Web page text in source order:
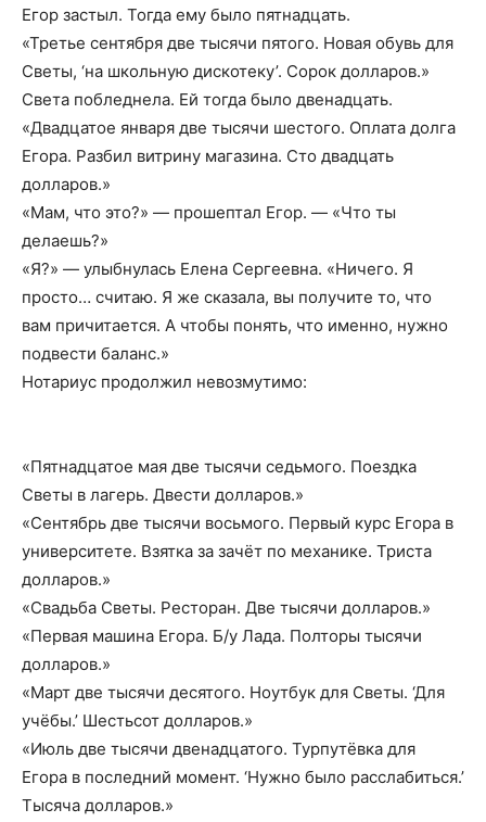
Егор застыл. Тогда ему было пятнадцать.
«Третье сентября две тысячи пятого. Новая обувь для
Светы, ‘на школьную дискотеку’. Сорок долларов.»
Света побледнела. Ей тогда было двенадцать.
«Двадцатое января две тысячи шестого. Оплата долга
Егора. Разбил витрину магазина. Сто двадцать
долларов.»
«Мам, что это?» — прошептал Егор. — «Что ты
делаешь?»
«Я?» — улыбнулась Елена Сергеевна. «Ничего. Я
просто… считаю. Я же сказала, вы получите то, что
вам причитается. А чтобы понять, что именно, нужно
подвести баланс.»
Нотариус продолжил невозмутимо:
«Пятнадцатое мая две тысячи седьмого. Поездка
Светы в лагерь. Двести долларов.»
«Сентябрь две тысячи восьмого. Первый курс Егора в
университете. Взятка за зачёт по механике. Триста
долларов.»
«Свадьба Светы. Ресторан. Две тысячи долларов.»
«Первая машина Егора. Б/у Лада. Полторы тысячи
долларов.»
«Март две тысячи десятого. Ноутбук для Светы. ‘Для
учёбы.’ Шестьсот долларов.»
«Июль две тысячи двенадцатого. Турпутёвка для
Егора в последний момент. ‘Нужно было расслабиться.’
Тысяча долларов.»